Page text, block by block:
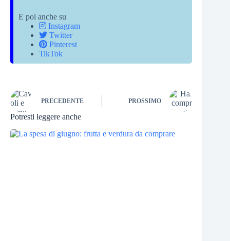
E poi anche su
Instagram
Twitter
Pinterest
TikTok
PRECEDENTE PROSSIMO
Potresti leggere anche